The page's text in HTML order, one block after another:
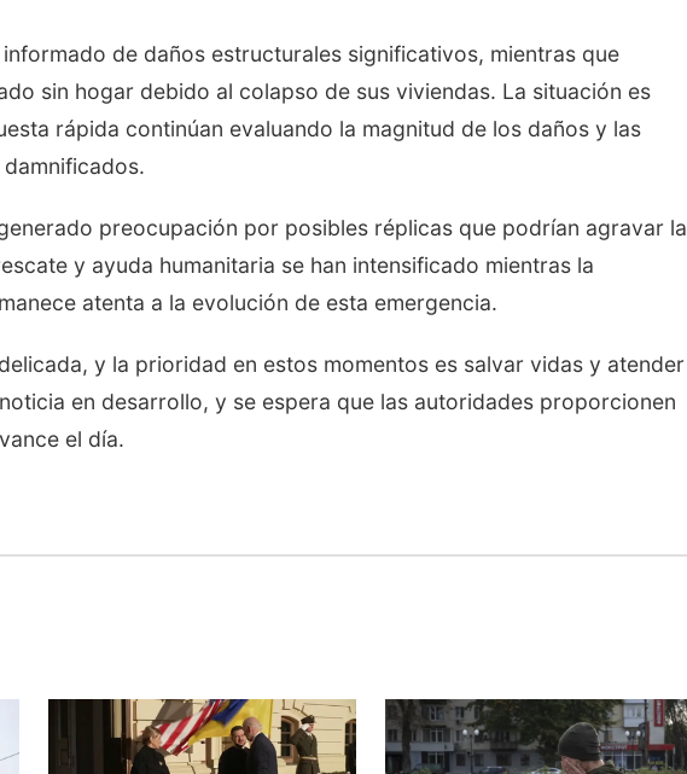
de daños estructurales significativos, mientras que
sin hogar debido al colapso de sus viviendas. La situación es
rápida continúan evaluando la magnitud de los daños y las
preocupación por posibles réplicas que podrían agravar la
y ayuda humanitaria se han intensificado mientras la
atenta a la evolución de esta emergencia.
y la prioridad en estos momentos es salvar vidas y atender
en desarrollo, y se espera que las autoridades proporcionen
el día.